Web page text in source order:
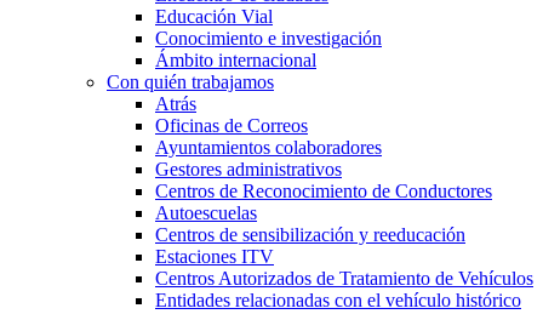
Educación Vial
Conocimiento e investigación
Ámbito internacional
Con quién trabajamos
Atrás
Oficinas de Correos
Ayuntamientos colaboradores
Gestores administrativos
Centros de Reconocimiento de Conductores
Autoescuelas
Centros de sensibilización y reeducación
Estaciones ITV
Centros Autorizados de Tratamiento de Vehículos
Entidades relacionadas con el vehículo histórico